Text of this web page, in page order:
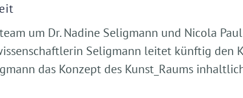
um Dr. Nadine Seligmann und Nicola
Seligmann leitet künftig den
das Konzept des Kunst_Raums